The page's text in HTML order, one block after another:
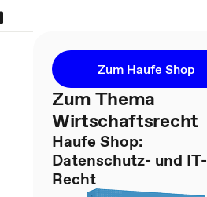
Zum Haufe Shop
Zum Thema
Wirtschaftsrecht
Haufe Shop:
Datenschutz- und IT-
Recht